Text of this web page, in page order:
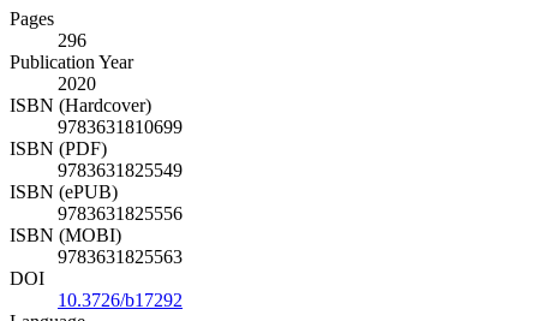
Pages
296
Publication Year
2020
ISBN (Hardcover)
9783631810699
ISBN (PDF)
9783631825549
ISBN (ePUB)
9783631825556
ISBN (MOBI)
9783631825563
DOI
10.3726/b17292